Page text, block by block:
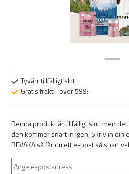
Tyvärr tillfälligt slut
Gratis frakt - över 599:-
Denna produkt är tillfälligt slut, men
den kommer snart in igen. Skriv in
BEVAKA så får du ett e-post så snart